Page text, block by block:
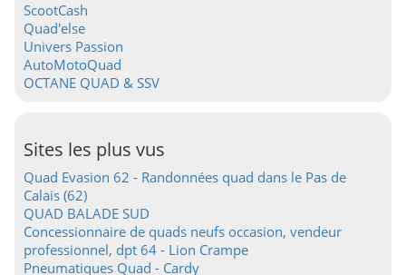
ScootCash
Quad'else
Univers Passion
AutoMotoQuad
OCTANE QUAD & SSV
Sites les plus vus
Quad Evasion 62 - Randonnées quad dans le Pas de
Calais (62)
QUAD BALADE SUD
Concessionnaire de quads neufs occasion, vendeur
professionnel, dpt 64 - Lion Crampe
Pneumatiques Quad - Cardy